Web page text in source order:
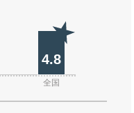
4.8
全国